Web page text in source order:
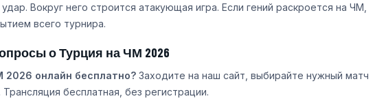
Вокруг него строится атакующая игра. Если гений раскроется на ЧМ,
всего турнира.
о Турция на ЧМ 2026
2026 онлайн бесплатно? Заходите на наш сайт, выбирайте нужный матч
бесплатная, без регистрации.